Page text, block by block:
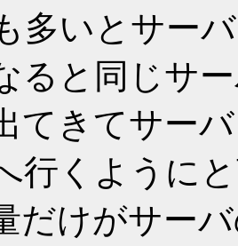
多いとサー
ると同じサ
てきてサー
行くように
だけがサー